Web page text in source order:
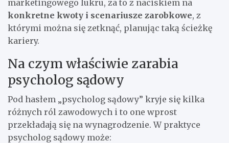
marketingowego lukru, za to z naciskiem na
konkretne kwoty i scenariusze zarobkowe, z
którymi można się zetknąć, planując taką ścieżkę
kariery.
Na czym właściwie zarabia
psycholog sądowy
Pod hasłem „psycholog sądowy” kryje się kilka
różnych ról zawodowych i to one wprost
przekładają się na wynagrodzenie. W praktyce
psycholog sądowy może: